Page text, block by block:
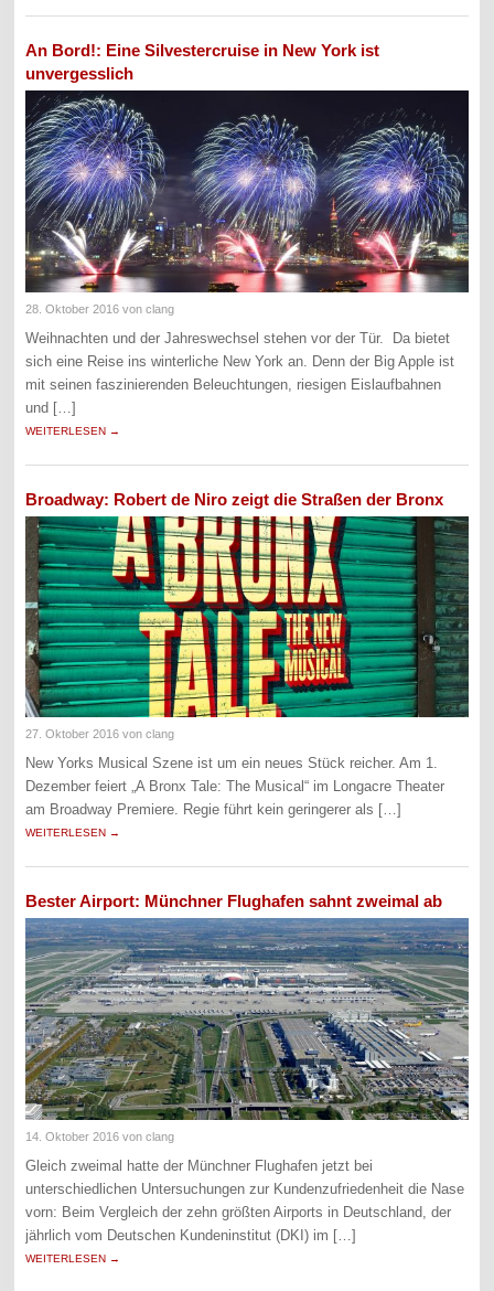
An Bord!: Eine Silvestercruise in New York ist
unvergesslich
28. Oktober 2016 von clang
Weihnachten und der Jahreswechsel stehen vor der Tür. Da bietet
sich eine Reise ins winterliche New York an. Denn der Big Apple ist
mit seinen faszinierenden Beleuchtungen, riesigen Eislaufbahnen
und […]
WEITERLESEN →
Broadway: Robert de Niro zeigt die Straßen der Bronx
27. Oktober 2016 von clang
New Yorks Musical Szene ist um ein neues Stück reicher. Am 1.
Dezember feiert „A Bronx Tale: The Musical“ im Longacre Theater
am Broadway Premiere. Regie führt kein geringerer als […]
WEITERLESEN →
Bester Airport: Münchner Flughafen sahnt zweimal ab
14. Oktober 2016 von clang
Gleich zweimal hatte der Münchner Flughafen jetzt bei
unterschiedlichen Untersuchungen zur Kundenzufriedenheit die Nase
vorn: Beim Vergleich der zehn größten Airports in Deutschland, der
jährlich vom Deutschen Kundeninstitut (DKI) im […]
WEITERLESEN →